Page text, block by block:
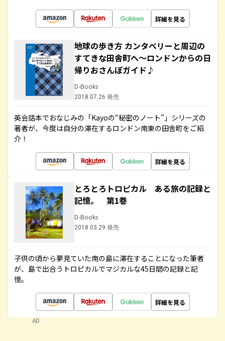
詳細を見る
地球の歩き方 カンタベリーと周辺の
すてきな田舎町へ～ロンドンからの日
帰りおさんぽガイド♪
D-Books
2018.07.26 発売
英会話本でおなじみの「Kayoの“秘密のノート”」シリーズの
著者が、今度は自分の滞在するロンドン南東の田舎町をご紹
介！
詳細を見る
とろとろトロピカル ある旅の記録と
記憶。 第1巻
D-Books
2018.03.29 発売
子供の頃から夢見ていた南の島に滞在することになった筆者
が、島で出合うトロピカルでマジカルな45日間の記録と記
憶。
詳細を見る
AD